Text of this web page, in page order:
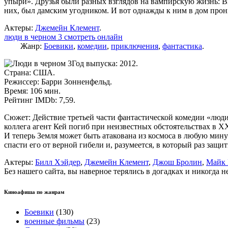
них, был дамским угодником. И вот однажды к ним в дом
Актеры: Джемейн Клемент.
люди в черном 3 смотреть онлайн
Жанр: Боевики, комедии, приключения, фантастика.
Год выпуска: 2012.
Страна: США.
Режиссер: Барри Зонненфельд.
Время: 106 мин.
Рейтинг IMDb: 7,59.
Сюжет: Действие третьей части фантастической комедии
коллега агент Кей погиб при неизвестных обстоятельствах
И теперь Земля может быть атакована из космоса в любую
спасти его от верной гибели и, разумеется, в который раз
Актеры: Билл Хэйдер, Джемейн Клемент, Джош Бролин, Майк
Без нашего сайта, вы наверное терялись в догадках и никогда
Киноафиша по жанрам
Боевики (130)
военные фильмы (23)